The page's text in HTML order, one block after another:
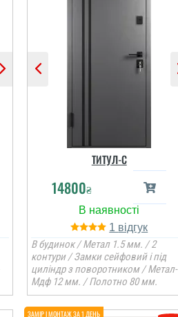
ТИТУЛ-С
14800₴
1
В будинок / Метал 1.5 мм. / 2
контури / Замки сейфовий і під
циліндр з поворотником / Метал-
Мдф 12 мм. / Полотно 80 мм.